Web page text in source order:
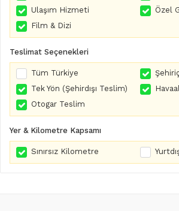
Ulaşım Hizmeti
Özel
Film & Dizi
Teslimat Seçenekleri
Tüm Türkiye
Tek Yön (Şehirdışı Teslim)
Otogar Teslim
Yer & Kilometre Kapsamı
Sınırsız Kilometre